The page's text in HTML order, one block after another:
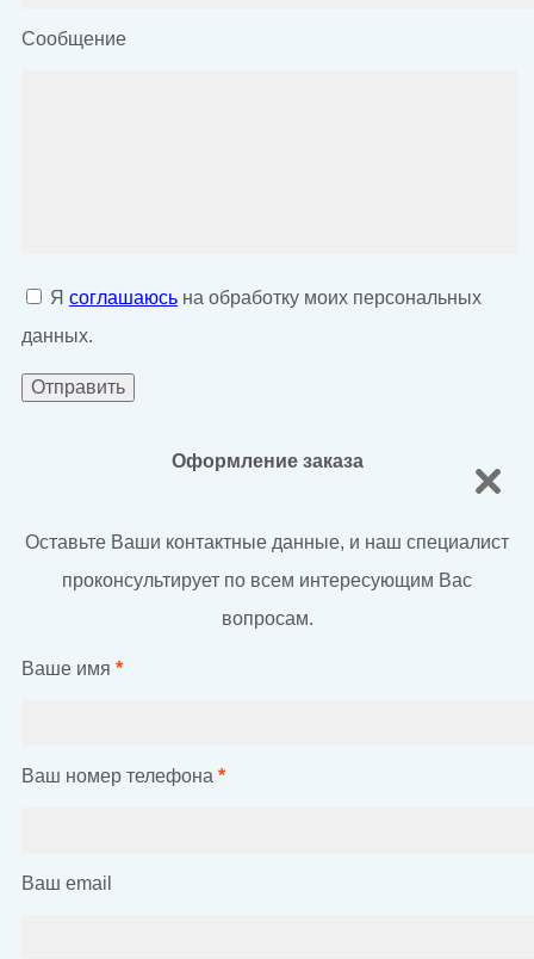
Сообщение
Я соглашаюсь на обработку моих персональных
данных.
Оформление заказа
Оставьте Ваши контактные данные, и наш специалист
проконсультирует по всем интересующим Вас
вопросам.
Ваше имя *
Ваш номер телефона *
Ваш email